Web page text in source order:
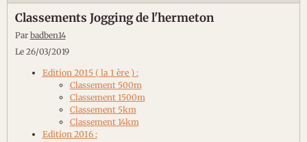
Classements Jogging de l'hermeton
Par badben14
Le 26/03/2019
Edition 2015 ( la 1 ère ) :
Classement 500m
Classement 1500m
Classement 5km
Classement 14km
Edition 2016 :